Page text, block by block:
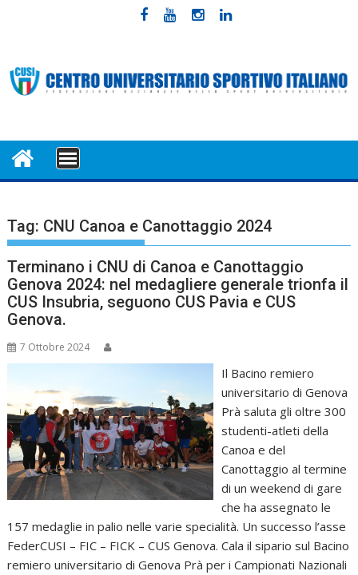
MENU
Tag: CNU Canoa e Canottaggio 2024
Terminano i CNU di Canoa e Canottaggio
Genova 2024: nel medagliere generale trionfa il
CUS Insubria, seguono CUS Pavia e CUS
Genova.
7 Ottobre 2024
Il Bacino remiero
universitario di Genova
Prà saluta gli oltre 300
studenti-atleti della
Canoa e del
Canottaggio al termine
di un weekend di gare
che ha assegnato le
157 medaglie in palio nelle varie specialità. Un successo l’asse
FederCUSI – FIC – FICK – CUS Genova. Cala il sipario sul Bacino
remiero universitario di Genova Prà per i Campionati Nazionali